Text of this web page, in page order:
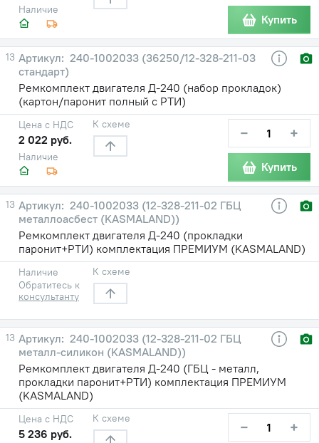
Наличие
Купить
13
240-1002033 (36250/12-328-211-03
стандарт)
Ремкомплект двигателя Д-240 (набор прокладок)
(картон/паронит полный с РТИ)
Наличие
Цена с НДС
2 022 руб.
К схеме − +
Купить
13
240-1002033 (12-328-211-02 ГБЦ
металлоасбест (KASMALAND))
Ремкомплект двигателя Д-240 (прокладки
паронит+РТИ) комплектация ПРЕМИУМ (KASMALAND)
Наличие
Обратитесь к
консультанту
К схеме
13
240-1002033 (12-328-211-02 ГБЦ
металл-силикон (KASMALAND))
Ремкомплект двигателя Д-240 (ГБЦ - металл,
прокладки паронит+РТИ) комплектация ПРЕМИУМ
(KASMALAND)
Цена с НДС
5 236 руб.
К схеме − +